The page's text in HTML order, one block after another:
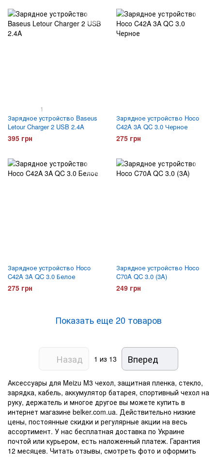
1
Зарядное устройство Baseus
Letour Charger 2 USB 2.4A
395 грн
Зарядное устройство Hoco
C42A 3A QC 3.0 Черное
275 грн
Зарядное устройство Hoco
C42A 3A QC 3.0 Белое
275 грн
Зарядное устройство Hoco
C70A QC 3.0 (3A)
249 грн
Показать еще 20 товаров
Назад 1 из 13 Вперед
Аксессуары для Meizu M3 чехол, защитная пленка, стекло,
зарядка, кабель, аккумулятор батарея, спортивный чехол на
руку, держатель и многое другое вы можете купить в
интернет магазине belker.com.ua. Действительно низкие
цены, постоянные скидки и регулярные акции на весь
ассортимент. У нас бесплатная доставка по Украине
почтой или курьером, есть наложенный платеж. Гарантия
12 месяцев. Читать отзывы, смотреть фото и оформить